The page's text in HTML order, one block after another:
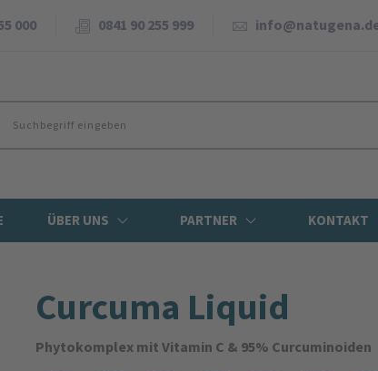
000 0841 90 255 999
ÜBER UNS PARTNER KONTAKT
Curcuma Liquid
Phytokomplex mit Vitamin C & 95% Curcuminoiden